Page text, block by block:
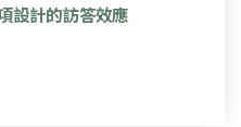
設計的訪答效應